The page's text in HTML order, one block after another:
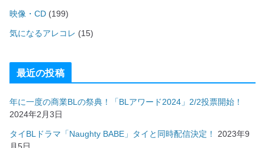
映像・CD (199)
気になるアレコレ (15)
最近の投稿
年に一度の商業BLの祭典！「BLアワード2024」2/2投票開始！
2024年2月3日
タイBLドラマ「Naughty BABE」タイと同時配信決定！
2023年9